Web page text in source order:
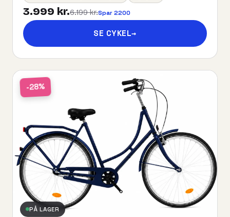
3.999 kr.6.199 kr.Spar 2200
SE CYKEL→
-28%
PÅ LAGER